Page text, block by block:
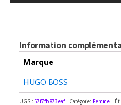
Information
Marque
HUGO BOSS
UGS : 67f7fb873eaf Catégorie: Femme